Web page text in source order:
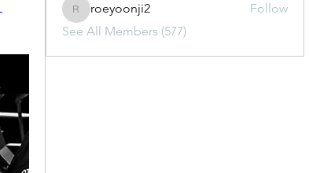
roeyoonji2
roeyoonji2
Follow
See All Members (577)